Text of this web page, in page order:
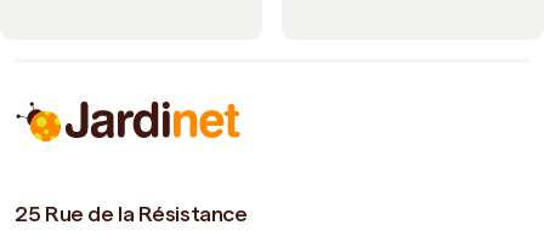
25 Rue de la Résistance